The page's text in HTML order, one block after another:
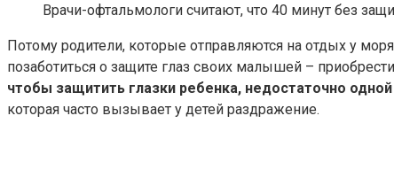
Врачи-офтальмологи считают, что 40 минут без
Потому родители, которые отправляются на отдых у
позаботиться о защите глаз своих малышей –
чтобы защитить глазки ребенка, недостаточно
которая часто вызывает у детей раздражение.